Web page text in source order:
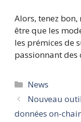
Alors, tenez
être que les
les prémices de
passionnant des
Catégories
News
Nouveau
données on-